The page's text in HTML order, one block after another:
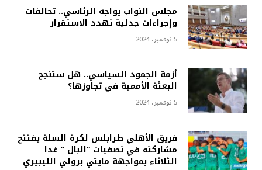
مجلس النواب يواجه الرئاسي.. تحالفات
وإجراءات جدلية تهدد الاستقرار
5 نوفمبر، 2024
أزمة الجمود السياسي.. هل ستنجح
البعثة الأممية في تجاوزها؟
5 نوفمبر، 2024
فريق الأهلي طرابلس لكرة السلة يفتتح
مشاركته في تصفيات “البال ” غدا
الثلاثاء بمواجهة مايتي برولي الليبيري